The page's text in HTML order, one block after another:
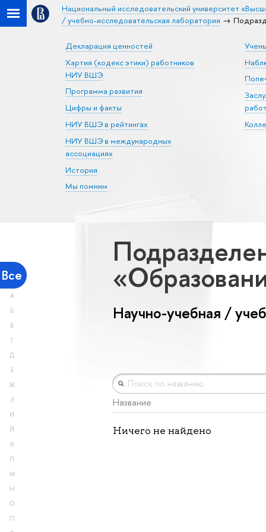
Национальный исследовательский университет
/ учебно-исследовательская лаборатория
Декларация ценностей
Хартия (кодекс этики) работников
НИУ ВШЭ
Программа развития
Цифры и факты
НИУ ВШЭ в рейтингах
НИУ ВШЭ в международных
ассоциациях
История
Мы помним
Все
А
Б
В
Г
Д
Е
Ж
З
И
Й
К
Л
М
Н
О
П
Научно-учебная /
Название
Ничего не найдено